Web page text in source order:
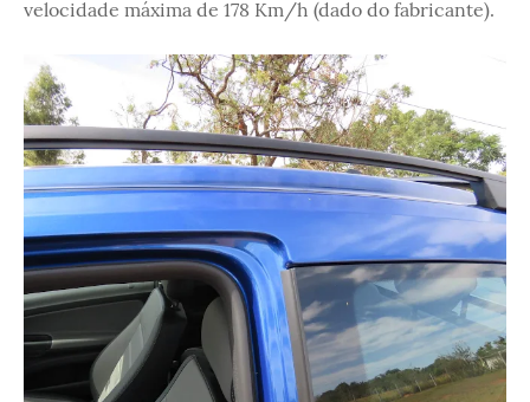
velocidade máxima de 178 Km/h (dado do fabricante).